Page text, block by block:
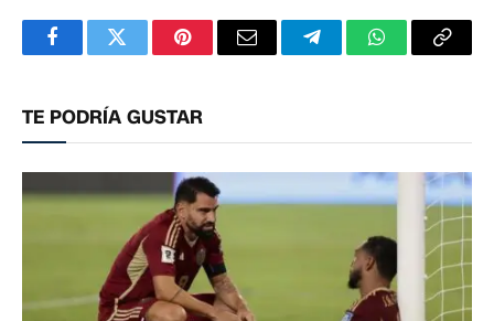
FacebookTwitterPinterestCorreoTelegramWhatsApp
TE PODRÍA GUSTAR